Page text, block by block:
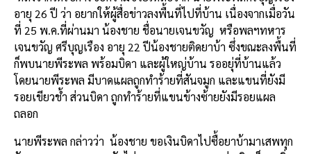
อายุ 26ปี ว่า อยากให้ผู้สื่อข่าวลงพื้นที่ไปที่บ้าน เนื่องจากเมื่อวัน
ที่ 25 พ.ค.ที่ผ่านมา น้องชาย ชื่อนายเจนขวัญ หรือพลฯทหาร
เจนขวัญ ศรีบุญเรือง อายุ 22ปีน้องชายติดยาบ้า ซึ่งขณะลงพื้นที่
ก็พบนายพีระพล พร้อมบิดา และผู้ใหญ่บ้าน รออยุ่ที่บ้านแล้ว
โดยนายพีระพล มีบาดแผลถูกทำร้ายที่สันจมูก และแขนที่ยังมี
รอยเขียวช้ำ ส่วนบิดา ถูกทำร้ายที่แขนข้างซ้ายยังมีรอยแผล
ถลอก
นายพีระพล กล่าวว่า น้องชาย ขอเงินบิดาไปซื้อยาบ้ามาเสพทุก